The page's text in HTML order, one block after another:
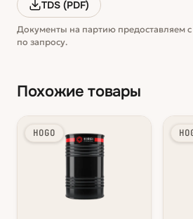
TDS (PDF)
Документы на партию предоставляем
по запросу.
Похожие товары
HOGO